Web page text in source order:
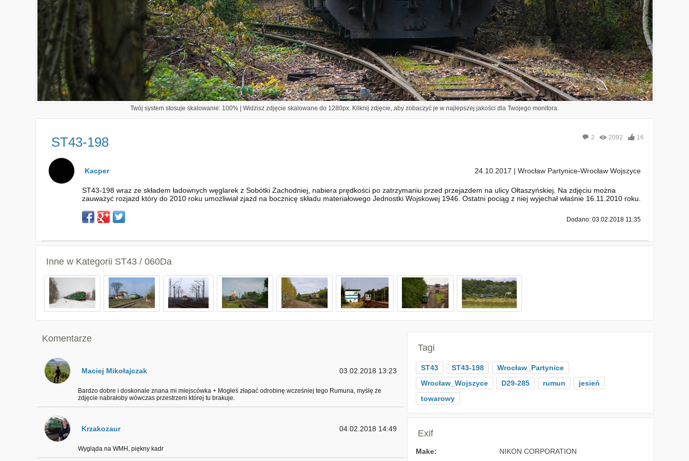
Twój system stosuje skalowanie: 100% | Widzisz zdjęcie skalowane do 1280px. Kliknij zdjęcie, aby zobaczyć je w najlepszej jakości dla Twojego monitora.
ST43-198 2 2092 16
Kacper 24.10.2017 | Wrocław Partynice-Wrocław Wojszyce
ST43-198 wraz ze składem ładownych węglarek z Sobótki Zachodniej, nabiera prędkości po zatrzymaniu przed przejazdem na ulicy Ołtaszyńskiej. Na zdjęciu można
zauważyć rozjazd który do 2010 roku umożliwiał zjazd na bocznicę składu materiałowego Jednostki Wojskowej 1946. Ostatni pociąg z niej wyjechał właśnie 16.11.2010 roku.
Dodano: 03.02.2018 11:35
Inne w Kategorii ST43 / 060Da
Komentarze
Maciej Mikołajczak 03.02.2018 13:23
Bardzo dobre i doskonale znana mi miejscówka + Mogłeś złapać odrobinę wcześniej tego Rumuna, myślę że
zdjęcie nabrałoby wówczas przestrzeni której tu brakuje.
Krzakozaur 04.02.2018 14:49
Wygląda na WMH, piękny kadr
Tagi
ST43 ST43-198
Wrocław_Partynice
Wrocław_Wojszyce
D29-285 rumun
jesień
towarowy
Exif
Make:
NIKON CORPORATION